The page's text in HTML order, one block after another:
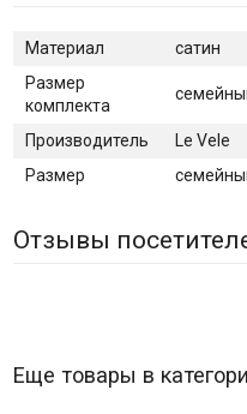
Материал
сатин
Размер
комплекта
Производитель
Le Vele
Размер
Отзывы
Еще товары в